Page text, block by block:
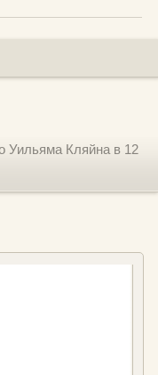
Уильяма Кляйна в 12